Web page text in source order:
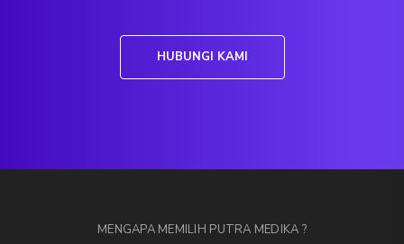
HUBUNGI KAMI
MENGAPA MEMILIH PUTRA MEDIKA ?